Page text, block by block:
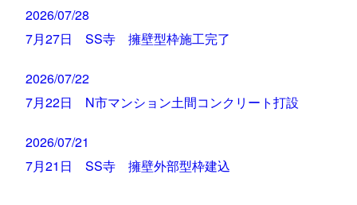
2026/07/28
7月27日 SS寺 擁壁型枠施工完了
2026/07/22
7月22日 N市マンション土間コンクリート打設
2026/07/21
7月21日 SS寺 擁壁外部型枠建込